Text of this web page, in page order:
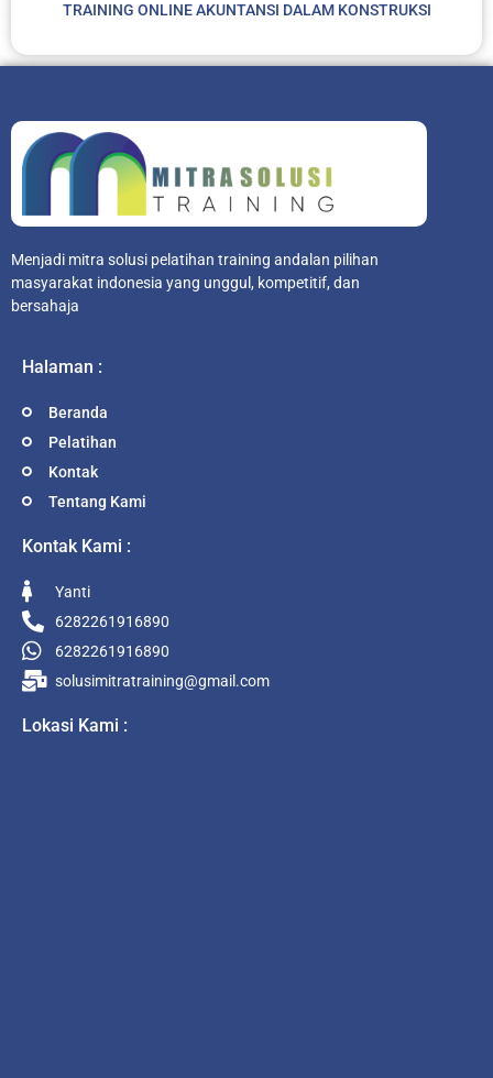
TRAINING ONLINE AKUNTANSI DALAM KONSTRUKSI
Menjadi mitra solusi pelatihan training andalan pilihan
masyarakat indonesia yang unggul, kompetitif, dan
bersahaja
Halaman :
Beranda
Pelatihan
Kontak
Tentang Kami
Kontak Kami :
Yanti
6282261916890
6282261916890
solusimitratraining@gmail.com
Lokasi Kami :